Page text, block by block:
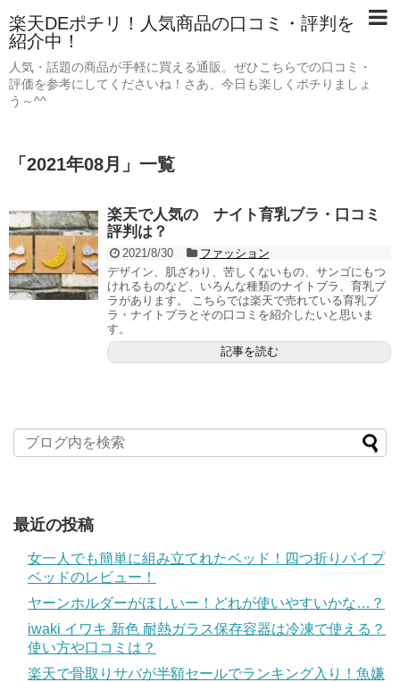
楽天DEポチリ！人気商品の口コミ・評判を
紹介中！
人気・話題の商品が手軽に買える通販。ぜひこちらでの口コミ・
評価を参考にしてくださいね！さあ、今日も楽しくポチりましょ
う～^^
「 2021年08月 」 一覧
楽天で人気の ナイト育乳ブラ・口コミ
評判は？
2021/8/30
ファッション
デザイン、肌ざわり、苦しくないもの、サンゴにもつ
けれるものなど、いろんな種類のナイトブラ、育乳ブ
ラがあります。 こちらでは楽天で売れている育乳ブ
ラ・ナイトブラとその口コミを紹介したいと思いま
す。
記事を読む
最近の投稿
女一人でも簡単に組み立てれたベッド！四つ折りパイプ
ベッドのレビュー！
ヤーンホルダーがほしいー！どれが使いやすいかな…？
iwaki イワキ 新色 耐熱ガラス保存容器は冷凍で使える？
使い方や口コミは？
楽天で骨取りサバが半額セールでランキング入り！魚嫌